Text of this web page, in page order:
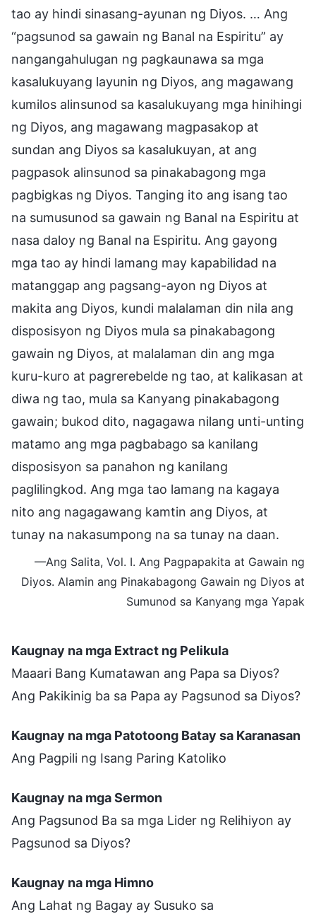
tao ay hindi sinasang-ayunan ng Diyos. … Ang
“pagsunod sa gawain ng Banal na Espiritu” ay
nangangahulugan ng pagkaunawa sa mga
kasalukuyang layunin ng Diyos, ang magawang
kumilos alinsunod sa kasalukuyang mga hinihingi
ng Diyos, ang magawang magpasakop at
sundan ang Diyos sa kasalukuyan, at ang
pagpasok alinsunod sa pinakabagong mga
pagbigkas ng Diyos. Tanging ito ang isang tao
na sumusunod sa gawain ng Banal na Espiritu at
nasa daloy ng Banal na Espiritu. Ang gayong
mga tao ay hindi lamang may kapabilidad na
matanggap ang pagsang-ayon ng Diyos at
makita ang Diyos, kundi malalaman din nila ang
disposisyon ng Diyos mula sa pinakabagong
gawain ng Diyos, at malalaman din ang mga
kuru-kuro at pagrerebelde ng tao, at kalikasan at
diwa ng tao, mula sa Kanyang pinakabagong
gawain; bukod dito, nagagawa nilang unti-unting
matamo ang mga pagbabago sa kanilang
disposisyon sa panahon ng kanilang
paglilingkod. Ang mga tao lamang na kagaya
nito ang nagagawang kamtin ang Diyos, at
tunay na nakasumpong na sa tunay na daan.
—Ang Salita, Vol. I. Ang Pagpapakita at Gawain ng
Diyos. Alamin ang Pinakabagong Gawain ng Diyos at
Sumunod sa Kanyang mga Yapak
Kaugnay na mga Extract ng Pelikula
Maaari Bang Kumatawan ang Papa sa Diyos?
Ang Pakikinig ba sa Papa ay Pagsunod sa Diyos?
Kaugnay na mga Patotoong Batay sa Karanasan
Ang Pagpili ng Isang Paring Katoliko
Kaugnay na mga Sermon
Ang Pagsunod Ba sa mga Lider ng Relihiyon ay
Pagsunod sa Diyos?
Kaugnay na mga Himno
Ang Lahat ng Bagay ay Susuko sa